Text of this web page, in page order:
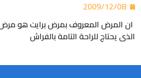
ان المرض المعروف بمرض برايت هو مرض
الذى يحتاج للراحة التامة بالفراش